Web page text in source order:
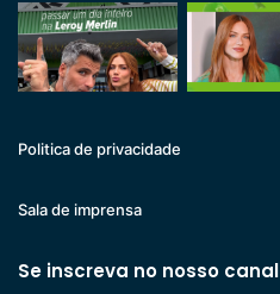
Politica de privacidade
Sala de imprensa
Se inscreva no nosso canal